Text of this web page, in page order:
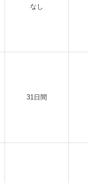
なし
31日間